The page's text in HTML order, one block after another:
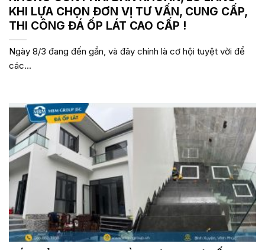
KHI LỰA CHỌN ĐƠN VỊ TƯ VẤN, CUNG CẤP,
THI CÔNG ĐÁ ỐP LÁT CAO CẤP !
Ngày 8/3 đang đến gần, và đây chính là cơ hội tuyệt vời để
các...